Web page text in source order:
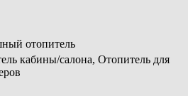
отопитель
кабины/салона, Отопитель для